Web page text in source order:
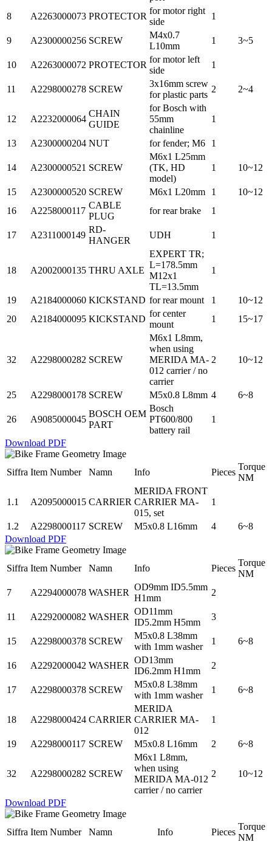
8
A2263000073 PROTECTOR
for motor right
side
1
9 A2300000256 SCREW
M4x0.7
L10mm
1 3~5
10 A2263000072 PROTECTOR
for motor left
side
1
11 A2298000278 SCREW
3x16mm screw
for plastic parts
2 2~4
12 A2232000064
CHAIN
GUIDE
for Bosch with
55mm
chainline
1
13 A2300000204 NUT for fender; M6 1
14 A2300000521 SCREW
M6x1 L25mm
(TK, HD
model)
1 10~12
15 A2300000520 SCREW M6x1 L20mm 1
10~12
16
A2258000117
CABLE
PLUG
for rear brake 1
17 A2311000149
RD-
HANGER
UDH 1
18 A2002000135 THRU AXLE
EXPERT TR;
L=178.5mm
M12x1
TL=13.5mm
1
19 A2184000060 KICKSTAND for rear mount 1
10~12
20
A2184000095 KICKSTAND
for center
mount
1 15~17
32 A2298000282 SCREW
M6x1 L8mm,
when using
MERIDA MA-
012 carrier / no
carrier
2 10~12
25 A2298000178 SCREW M5x0.8 L8mm 4 6~8
26 A9085000045
BOSCH OEM
PART
Bosch
PT600/800
battery rail
1
Download PDF
Siffra Item Number Namn Info Pieces
Torque
NM
1.1 A2095000015 CARRIER
MERIDA FRONT
CARRIER MA-
015, set
1
1.2 A2298000117 SCREW M5x0.8 L16mm 4
6~8
Download PDF
Siffra Item Number Namn Info Pieces
Torque
NM
7
A2294000078 WASHER
OD9mm ID5.5mm
H1mm
2
11 A2292000082 WASHER
OD11mm
ID5.2mm H5mm
3
15 A2298000378 SCREW
M5x0.8 L38mm
with 1mm washer
1 6~8
16 A2292000042 WASHER
OD13mm
ID6.2mm H1mm
2
17 A2298000378 SCREW
M5x0.8 L38mm
with 1mm washer
1 6~8
18 A2298000424 CARRIER
MERIDA
CARRIER MA-
012
1
19 A2298000117 SCREW M5x0.8 L16mm 2 6~8
32 A2298000282 SCREW
M6x1 L8mm,
when using
MERIDA MA-012
carrier / no carrier
2 10~12
Download PDF
Siffra Item Number Namn Info Pieces
Torque
NM